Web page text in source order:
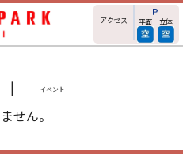
アクセス 平面 立体
| イベント
せん。